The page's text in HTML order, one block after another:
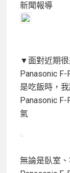
新聞報導
▼面對近期很
Panasonic
是吃飯時，
Panasonic
氣
無論是臥室